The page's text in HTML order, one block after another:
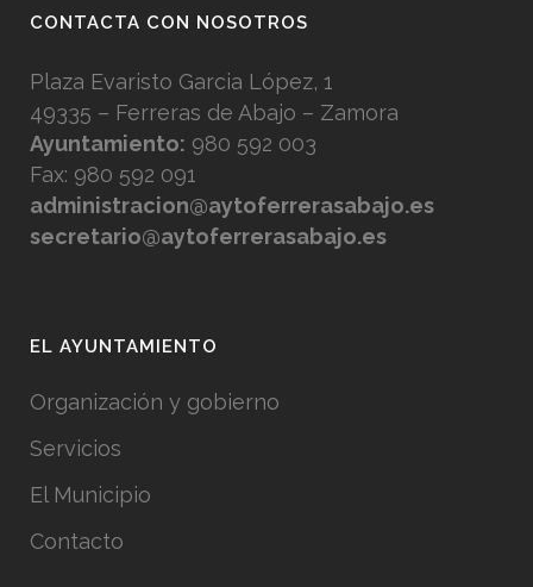
CONTACTA CON NOSOTROS
Plaza Evaristo Garcia López, 1
49335 – Ferreras de Abajo – Zamora
Ayuntamiento: 980 592 003
Fax: 980 592 091
administracion@aytoferrerasabajo.es
secretario@aytoferrerasabajo.es
EL AYUNTAMIENTO
Organización y gobierno
Servicios
El Municipio
Contacto